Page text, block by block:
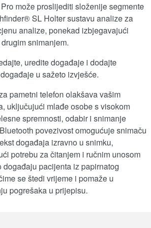
može proslijediti složenije segmente
SL Holter sustavu analize za
analize, ponekad izbjegavajući
snimanjem.
uredite događaje i dodajte
u sažeto izvješće.
pametni telefon olakšava vašim
uključujući mlađe osobe s visokom
spremnosti, odabir i snimanje
povezivost omogućuje snimaču
događaja izravno u snimku,
potrebu za čitanjem i ručnim unosom
događaju pacijenta iz papirnatog
se štedi vrijeme i pomaže u
pogrešaka u prijepisu.